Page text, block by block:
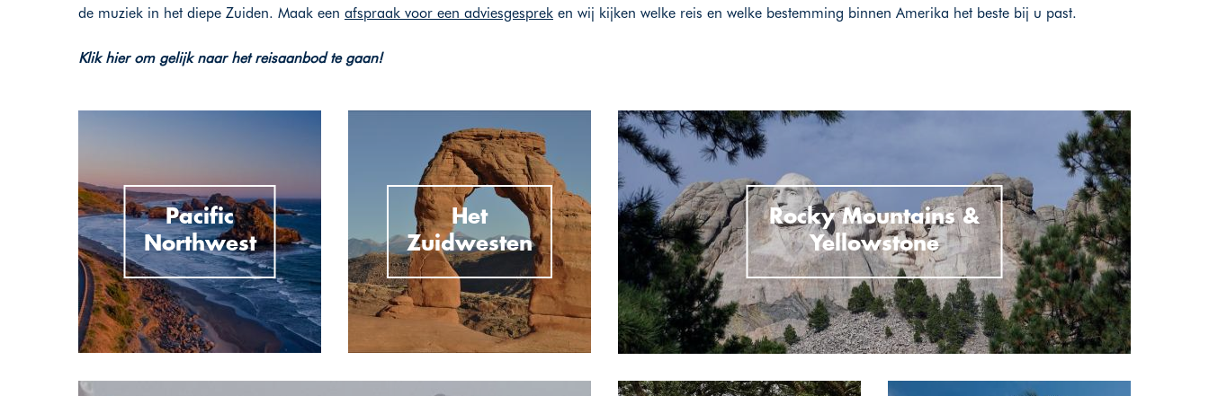
de muziek in het diepe Zuiden. Maak een afspraak voor een adviesgesprek en wij kijken welke reis en welke bestemming binnen Amerika het beste bij u past.
Klik hier om gelijk naar het reisaanbod te gaan!
Pacific
Northwest
Het
Zuidwesten
Rocky Mountains &
Yellowstone